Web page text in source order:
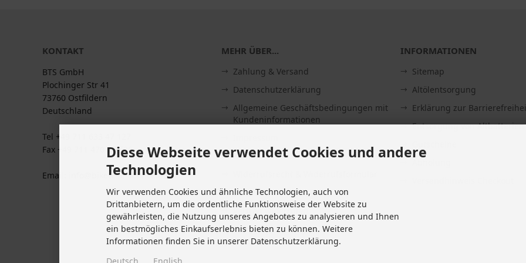
KONTAKT
BTS GmbH
Plochinger Str 41
73760 Ostfildern
Deutschland
Tel +49 711 633 47 127
Fax +49 711 470 76 588
Email: info@biketeile-service.de
MEHR ÜBER...
Zahlung & Versand
Datenschutzerklärung
Allgemeine Geschäftsbedingungen mit
Kundeninformationen
Kontakt
Lieferzeit
Vertrag widerrufen
Cookie Einstellungen
INFORMATIONEN
Sitemap
Altölentsorgung
Erklärung zur
Entsorgung von Altbatterien
Diese Webseite verwendet Cookies und andere
Technologien
Wir verwenden Cookies und ähnliche Technologien, auch von
Drittanbietern, um die ordentliche Funktionsweise der Website zu
gewährleisten, die Nutzung unseres Angebotes zu analysieren und Ihnen
ein bestmögliches Einkaufserlebnis bieten zu können. Weitere
Informationen finden Sie in unserer Datenschutzerklärung.